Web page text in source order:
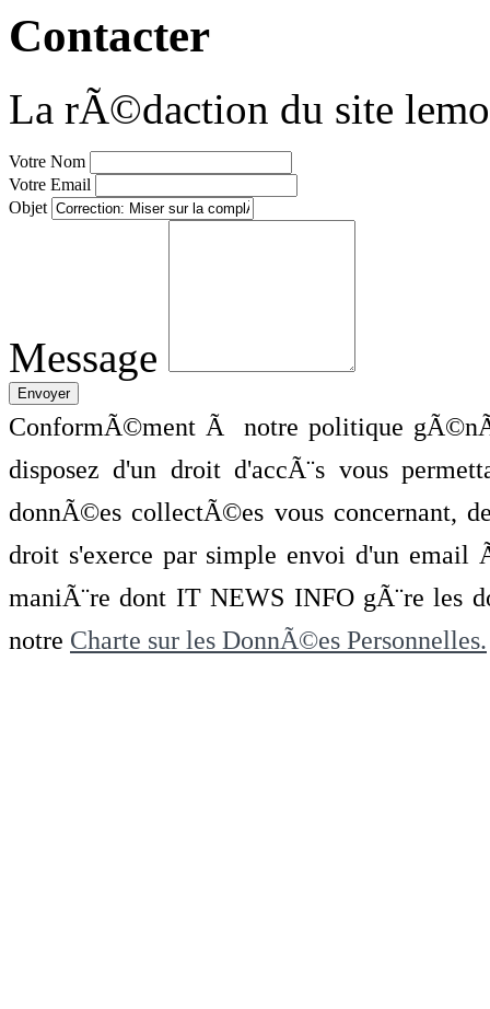
Contacter
La rÃ©daction du site
Votre Nom
Votre Email
Objet
Message
ConformÃ©ment Ã notre politique
disposez d'un droit d'accÃ¨s vous
donnÃ©es collectÃ©es vous concernant,
droit s'exerce par simple envoi d'un
maniÃ¨re dont IT NEWS INFO gÃ¨re les
notre Charte sur les DonnÃ©es Personnelles.